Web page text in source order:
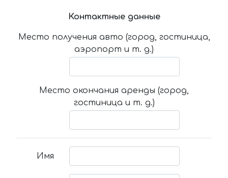
Контактные данные
Место получения авто (город, гостиница,
аэропорт и т. д.)
Место окончания аренды (город,
гостиница и т. д.)
Имя